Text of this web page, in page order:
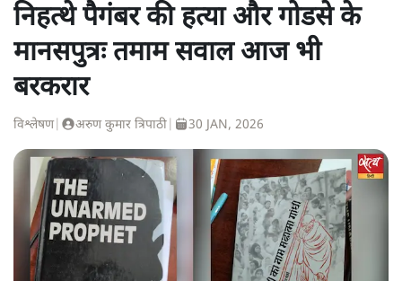
निहत्थे पैगंबर की हत्या और गोडसे के
मानसपुत्रः तमाम सवाल आज भी
बरकरार
विश्लेषण| अरुण कुमार त्रिपाठी 30 JAN, 2026